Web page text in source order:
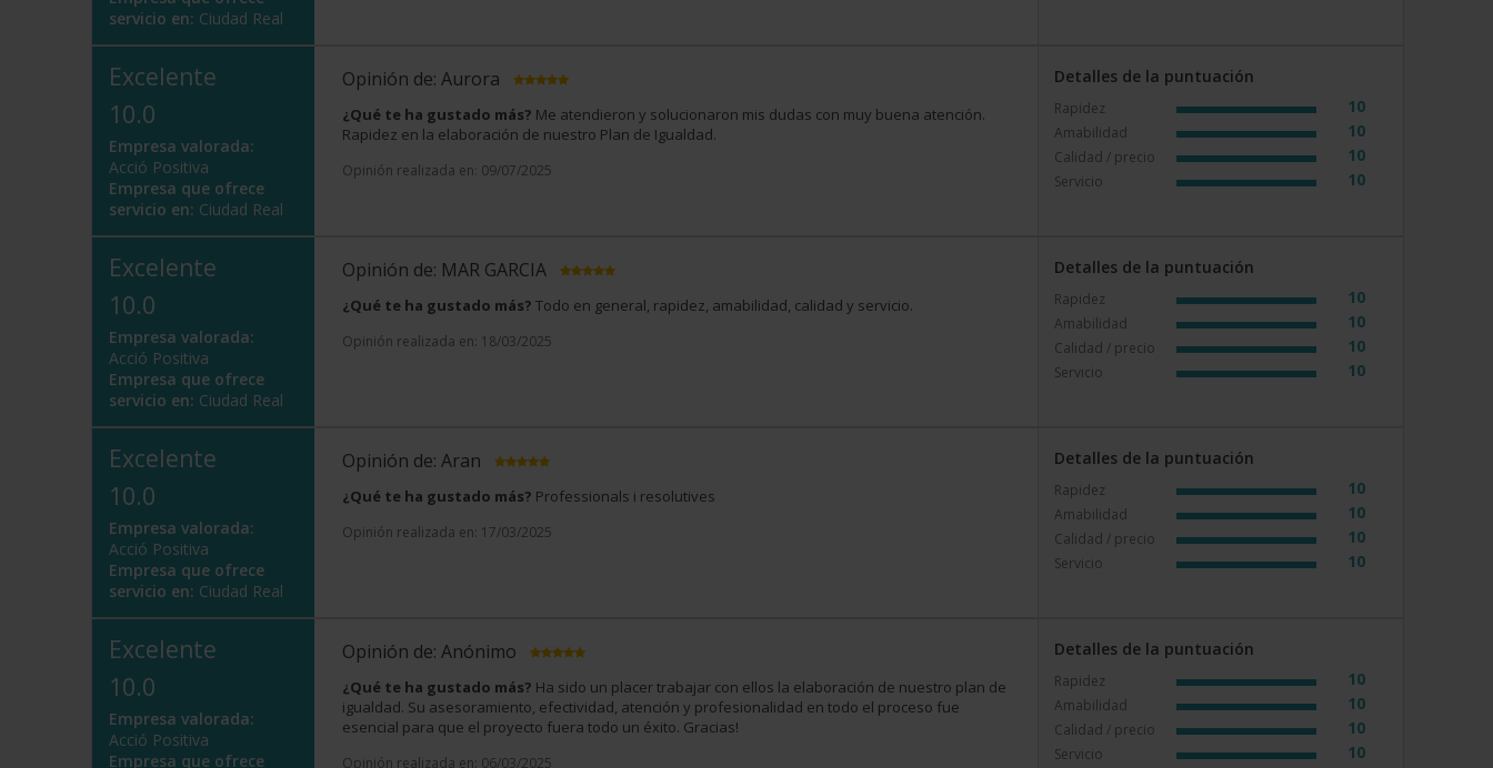
servicio en: Ciudad Real
Excelente
10.0
Empresa valorada:
Acció Positiva
Empresa que ofrece
servicio en: Ciudad Real
Opinión de: Aurora
¿Qué te ha gustado más? Me atendieron y solucionaron mis dudas con muy buena atención.
Rapidez en la elaboración de nuestro Plan de Igualdad.
Opinión realizada en: 09/07/2025
Detalles de la puntuación
Rapidez 10
Amabilidad 10
Calidad / precio 10
Servicio 10
Excelente
10.0
Empresa valorada:
Acció Positiva
Empresa que ofrece
servicio en: Ciudad Real
Opinión de: MAR GARCIA
¿Qué te ha gustado más? Todo en general, rapidez, amabilidad, calidad y servicio.
Opinión realizada en: 18/03/2025
Detalles de la puntuación
Rapidez 10
Amabilidad 10
Calidad / precio 10
Servicio 10
Excelente
10.0
Empresa valorada:
Acció Positiva
Empresa que ofrece
servicio en: Ciudad Real
Opinión de: Aran
¿Qué te ha gustado más? Professionals i resolutives
Opinión realizada en: 17/03/2025
Detalles de la puntuación
Rapidez 10
Amabilidad 10
Calidad / precio 10
Servicio 10
Excelente
10.0
Empresa valorada:
Acció Positiva
Empresa que ofrece
Opinión de: Anónimo
¿Qué te ha gustado más? Ha sido un placer trabajar con ellos la elaboración de nuestro plan de
igualdad. Su asesoramiento, efectividad, atención y profesionalidad en todo el proceso fue
esencial para que el proyecto fuera todo un éxito. Gracias!
Opinión realizada en: 06/03/2025
Detalles de la puntuación
Rapidez 10
Amabilidad 10
Calidad / precio 10
Servicio 10